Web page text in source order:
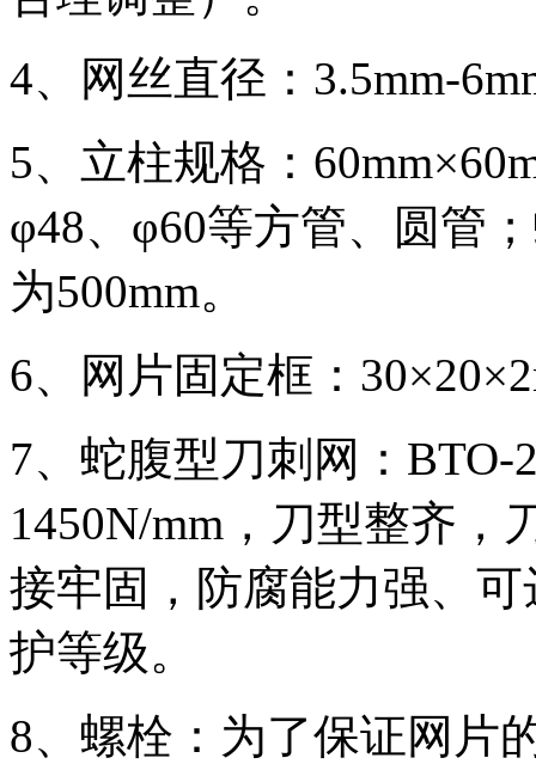
4、网丝直径：3.5mm-
5、立柱规格：
φ48、φ60等方管、圆管
为500mm。
6、网片固定框：
7、蛇腹型刀刺网：
1450N/mm，刀型整齐，
接牢固，防腐能力强、
护等级。
8、螺栓：为了保证网片